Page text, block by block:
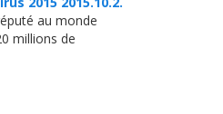
au monde
millions de